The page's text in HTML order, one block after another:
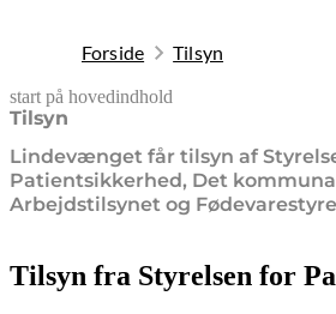
Forside Tilsyn
start på hovedindhold
Tilsyn
Lindevænget får tilsyn af
Patientsikkerhed, Det
Arbejdstilsynet og
senest opdateret 19. februar 2026
Tilsyn fra Styrelsen for